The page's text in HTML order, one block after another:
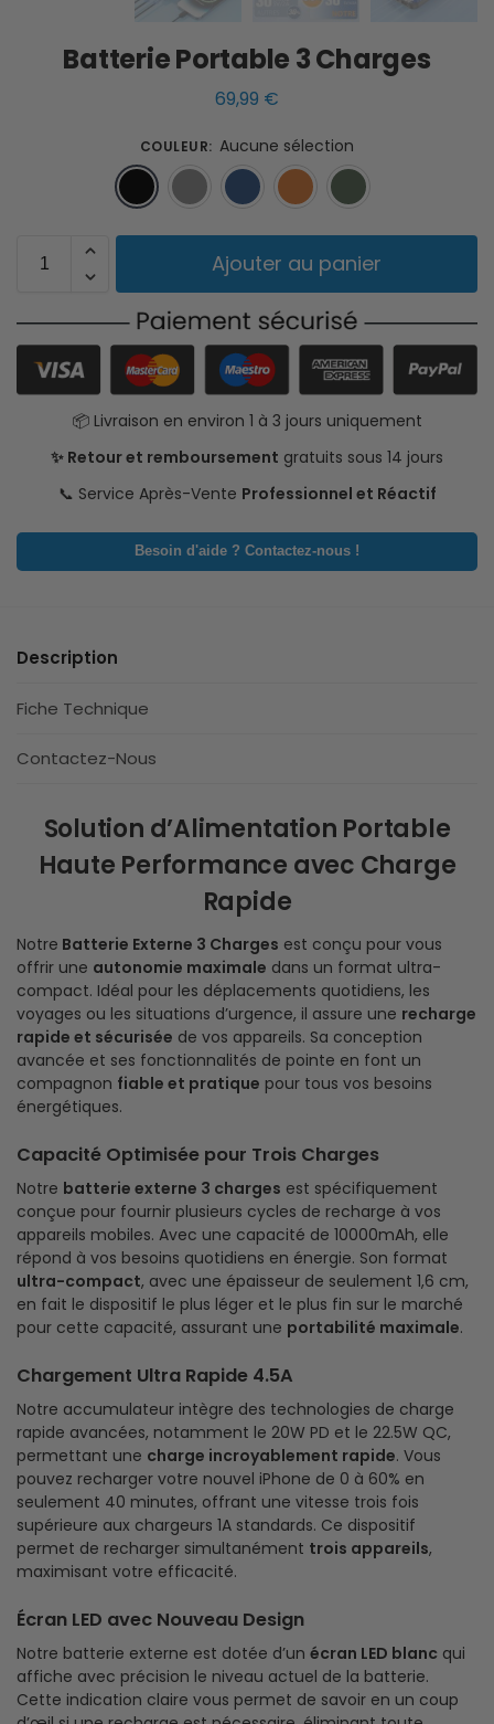
Batterie Portable 3 Charges
69,99 €
COULEUR: Aucune sélection
Noir Gris Bleu
Ajouter au panier
📦 Livraison en environ 1 à 3 jours uniquement
✨ Retour et remboursement gratuits sous 14 jours
📞 Service Après-Vente Professionnel et Réactif
Besoin d'aide ? Contactez-nous !
Description
Fiche Technique
Contactez-Nous
Solution d’Alimentation Portable
Haute Performance avec Charge
Rapide
Notre Batterie Externe 3 Charges est conçu pour vous
offrir une autonomie maximale dans un format ultra-
compact. Idéal pour les déplacements quotidiens, les
voyages ou les situations d’urgence, il assure une recharge
rapide et sécurisée de vos appareils. Sa conception
avancée et ses fonctionnalités de pointe en font un
compagnon fiable et pratique pour tous vos besoins
énergétiques.
Capacité Optimisée pour Trois Charges
Notre batterie externe 3 charges est spécifiquement
conçue pour fournir plusieurs cycles de recharge à vos
appareils mobiles. Avec une capacité de 10000mAh, elle
répond à vos besoins quotidiens en énergie. Son format
ultra-compact, avec une épaisseur de seulement 1,6 cm,
en fait le dispositif le plus léger et le plus fin sur le marché
pour cette capacité, assurant une portabilité maximale.
Chargement Ultra Rapide 4.5A
Notre accumulateur intègre des technologies de charge
rapide avancées, notamment le 20W PD et le 22.5W QC,
permettant une charge incroyablement rapide. Vous
pouvez recharger votre nouvel iPhone de 0 à 60% en
seulement 40 minutes, offrant une vitesse trois fois
supérieure aux chargeurs 1A standards. Ce dispositif
permet de recharger simultanément trois appareils,
maximisant votre efficacité.
Écran LED avec Nouveau Design
Notre batterie externe est dotée d’un écran LED blanc qui
affiche avec précision le niveau actuel de la batterie.
Cette indication claire vous permet de savoir en un coup